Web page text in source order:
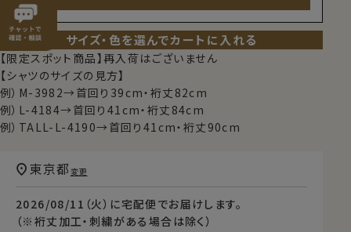
サイズ・色を選んでカートに入れる
【限定スポット商品】再入荷はございません
【シャツのサイズの見方】
例）M-3982→首回り39cm・裄丈82cm
例）L-4184→首回り41cm・裄丈84cm
例）TALL-L-4190→首回り41cm・裄丈90cm
2026/08/11（火） に宅配便 でお届けします。
（※裄丈加工・刺繍がある場合は除く）
東京都 変更